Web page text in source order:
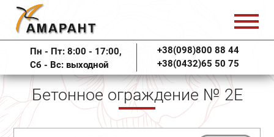
Пн - Пт: 8:00 - 17:00,
Сб - Вс: выходной
+38(098)800 88 44
+38(0432)65 50 75
Бетонное ограждение № 2Е